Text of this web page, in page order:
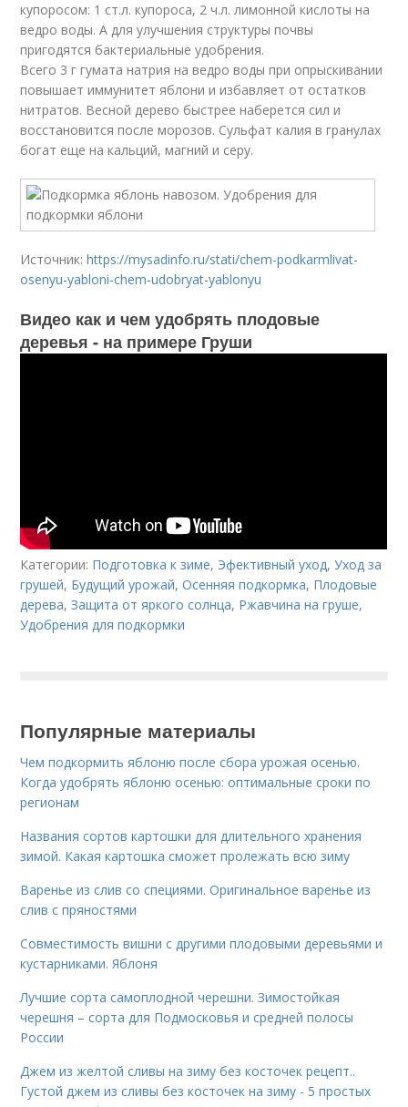
купоросом: 1 ст.л. купороса, 2 ч.л. лимонной кислоты на
ведро воды. А для улучшения структуры почвы
пригодятся бактериальные удобрения.
Всего 3 г гумата натрия на ведро воды при опрыскивании
повышает иммунитет яблони и избавляет от остатков
нитратов. Весной дерево быстрее наберется сил и
восстановится после морозов. Сульфат калия в гранулах
богат еще на кальций, магний и серу.
Источник:https://mysadinfo.ru/stati/chem-podkarmlivat-
osenyu-yabloni-chem-udobryat-yablonyu
Видео как и чем удобрять плодовые
деревья - на примере Груши
Категории: Подготовка к зиме, Эфективный уход,Уход за
грушей, Будущий урожай,Осенняя подкормка, Плодовые
дерева,Защита от яркого солнца, Ржавчина на груше,
Удобрения для подкормки
Популярные материалы
Чем подкормить яблоню после сбора урожая осенью.
Когда удобрять яблоню осенью: оптимальные сроки по
регионам
Названия сортов картошки для длительного хранения
зимой. Какая картошка сможет пролежать всю зиму
Варенье из слив со специями. Оригинальное варенье из
слив с пряностями
Совместимость вишни с другими плодовыми деревьями и
кустарниками. Яблоня
Лучшие сорта самоплодной черешни. Зимостойкая
черешня – сорта для Подмосковья и средней полосы
России
Джем из желтой сливы на зиму без косточек рецепт..
Густой джем из сливы без косточек на зиму - 5 простых